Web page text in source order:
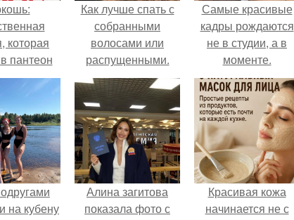
которая
пантеон
Как лучше спать с
собранными
волосами или
распущенными.
Эффективный уход
за волосами перед
сном для их
ночного
восстановления
Самые красивые
кадры рождаются
не в студии, а в
моменте.
на кубену
Алина загитова
показала фото с
Красивая кожа
начинается не с